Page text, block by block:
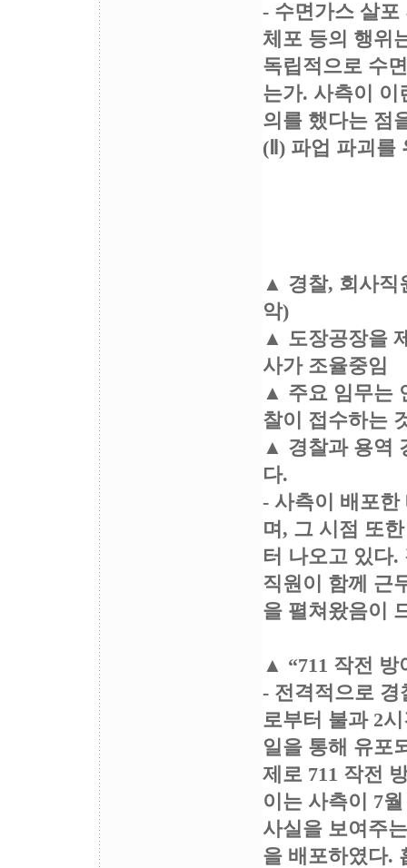
- 수면가스 살포
체포 등의 행위
독립적으로 수
는가. 사측이 이
의를 했다는 점
(Ⅱ) 파업 파괴를
▲ 경찰, 회사직
악)
▲ 도장공장을
사가 조율중임
▲ 주요 임무는
찰이 접수하는
▲ 경찰과 용역
다.
- 사측이 배포한
며, 그 시점 또
터 나오고 있다
직원이 함께 근
을 펼쳐왔음이
▲ “711 작전 방
- 전격적으로 경
로부터 불과 2
일을 통해 유포
제로 711 작전
이는 사측이 7
사실을 보여주
을 배포하였다.